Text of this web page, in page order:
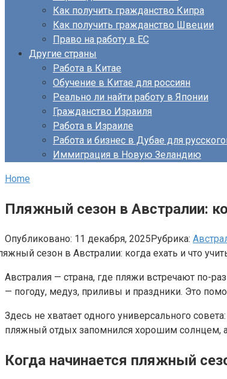
Как получить гражданство Кипра
Как получить гражданство Швеции
Право на работу в ЕС
Другие страны
Работа в Китае
Обучение в Китае для россиян
Реально ли найти работу в Японии
Гражданство Израиля
Работа в Израиле
Работа и бизнес в Дубае для
Иммиграция в Новую Зеландию
Home
Пляжный сезон в Австралии:
Опубликовано: 11 декабря, 2025Рубрика:
Австралия — страна, где пляжи встречают по-
— погоду, медуз, приливы и праздники. Это
Здесь не хватает одного универсального
пляжный отдых запомнился хорошим солнцем,
Когда начинается пляжный